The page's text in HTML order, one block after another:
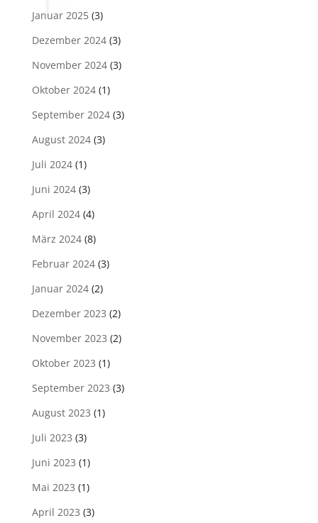
Januar 2025(3)
Dezember 2024(3)
November 2024(3)
Oktober 2024(1)
September 2024(3)
August 2024(3)
Juli 2024(1)
Juni 2024(3)
April 2024(4)
März 2024(8)
Februar 2024(3)
Januar 2024(2)
Dezember 2023 (2)
November 2023 (2)
Oktober 2023 (1)
September 2023 (3)
August 2023 (1)
Juli 2023 (3)
Juni 2023 (1)
Mai 2023 (1)
April 2023 (3)